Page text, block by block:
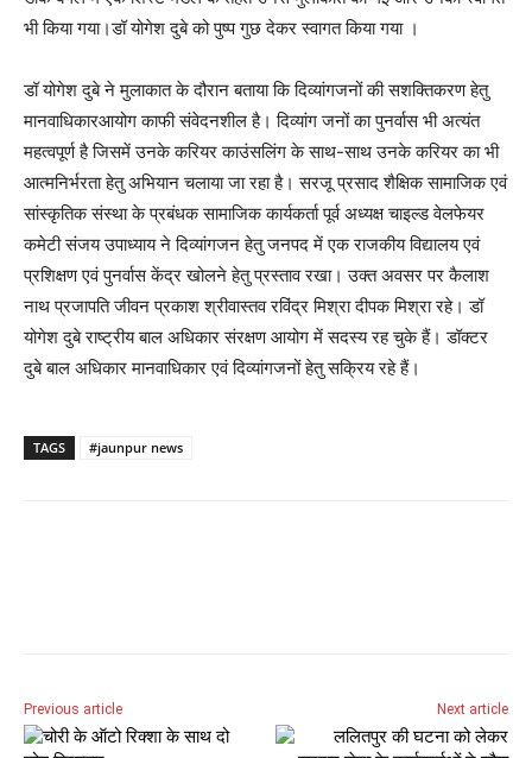
भी किया गया।डॉ योगेश दुबे को पुष्प गुछ देकर स्वागत किया गया ।
डॉ योगेश दुबे ने मुलाकात के दौरान बताया कि दिव्यांगजनों की सशक्तिकरण हेतु
मानवाधिकारआयोग काफी संवेदनशील है। दिव्यांग जनों का पुनर्वास भी अत्यंत
महत्वपूर्ण है जिसमें उनके करियर काउंसलिंग के साथ-साथ उनके करियर का भी
आत्मनिर्भरता हेतु अभियान चलाया जा रहा है। सरजू प्रसाद शैक्षिक सामाजिक एवं
सांस्कृतिक संस्था के प्रबंधक सामाजिक कार्यकर्ता पूर्व अध्यक्ष चाइल्ड वेलफेयर
कमेटी संजय उपाध्याय ने दिव्यांगजन हेतु जनपद में एक राजकीय विद्यालय एवं
प्रशिक्षण एवं पुनर्वास केंद्र खोलने हेतु प्रस्ताव रखा। उक्त अवसर पर कैलाश
नाथ प्रजापति जीवन प्रकाश श्रीवास्तव रविंद्र मिश्रा दीपक मिश्रा रहे। डॉ
योगेश दुबे राष्ट्रीय बाल अधिकार संरक्षण आयोग में सदस्य रह चुके हैं। डॉक्टर
दुबे बाल अधिकार मानवाधिकार एवं दिव्यांगजनों हेतु सक्रिय रहे हैं।
TAGS #jaunpur news
Previous article Next article